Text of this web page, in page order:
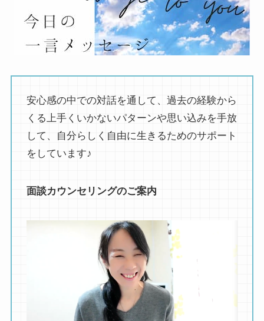
安心感の中での対話を通して、過去の経験から
くる上手くいかないパターンや思い込みを手放
して、自分らしく自由に生きるためのサポート
をしています♪
面談カウンセリングのご案内